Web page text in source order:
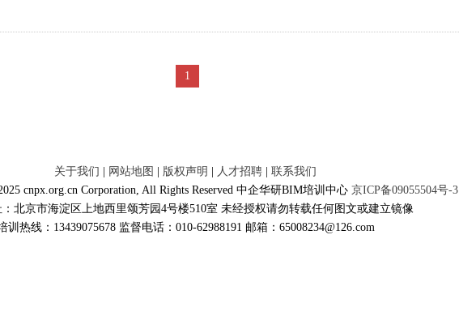
1
关于我们 网站地图 版权声明 人才招聘
联系我们
cnpx.org.cn Corporation, All Rights Reserved 中企华研BIM培训中心 京ICP备09055504号-3
北京市海淀区上地西里颂芳园4号楼510室 未经授权请勿转载任何图文或建立镜像
训热线：13439075678 监督电话：010-62988191 邮箱：65008234@126.com